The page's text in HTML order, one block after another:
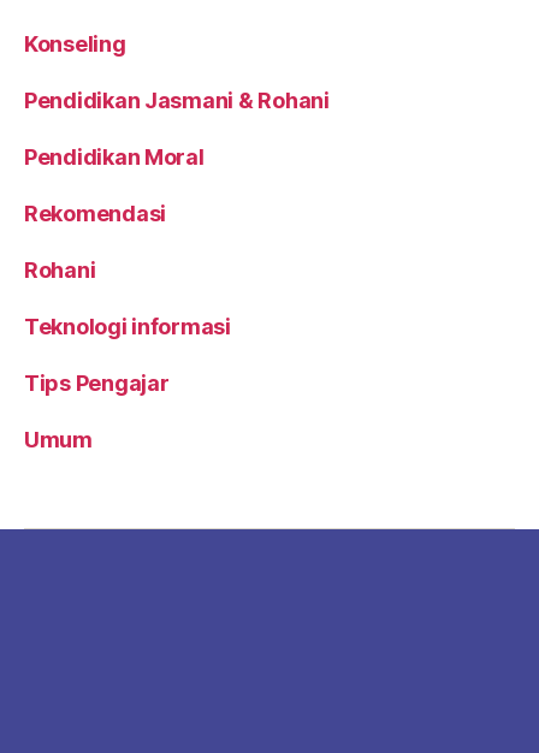
Konseling
Pendidikan Jasmani & Rohani
Pendidikan Moral
Rekomendasi
Rohani
Teknologi informasi
Tips Pengajar
Umum